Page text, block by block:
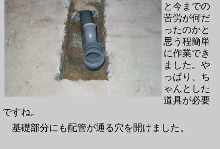
と今までの
苦労が何だ
ったのかと
思う程簡単
に作業でき
ました。や
っぱり、ち
ゃんとした
道具が必要
ですね。
基礎部分にも配管が通る穴を開けました。